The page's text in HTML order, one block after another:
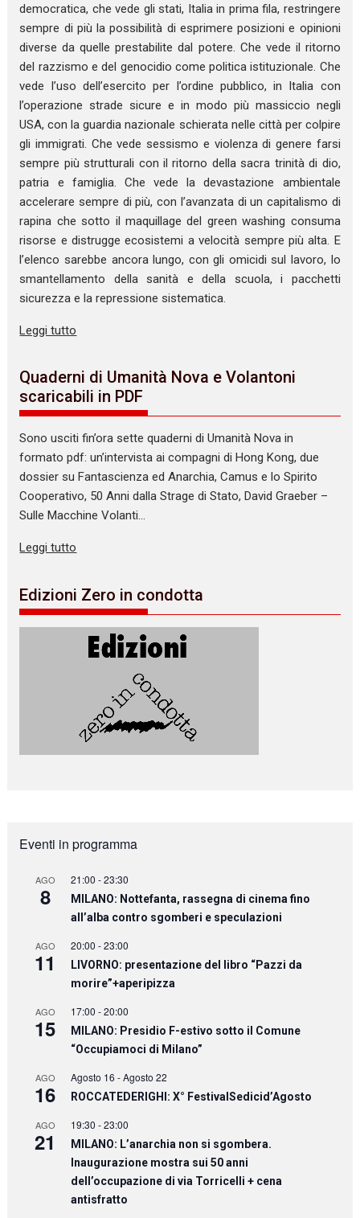
democratica, che vede gli stati, Italia in prima fila, restringere
sempre di più la possibilità di esprimere posizioni e opinioni
diverse da quelle prestabilite dal potere. Che vede il ritorno
del razzismo e del genocidio come politica istituzionale. Che
vede l’uso dell’esercito per l’ordine pubblico, in Italia con
l’operazione strade sicure e in modo più massiccio negli
USA, con la guardia nazionale schierata nelle città per colpire
gli immigrati. Che vede sessismo e violenza di genere farsi
sempre più strutturali con il ritorno della sacra trinità di dio,
patria e famiglia. Che vede la devastazione ambientale
accelerare sempre di più, con l’avanzata di un capitalismo di
rapina che sotto il maquillage del green washing consuma
risorse e distrugge ecosistemi a velocità sempre più alta. E
l’elenco sarebbe ancora lungo, con gli omicidi sul lavoro, lo
smantellamento della sanità e della scuola, i pacchetti
sicurezza e la repressione sistematica.
Leggi tutto
Quaderni di Umanità Nova e Volantoni
scaricabili in PDF
Sono usciti fin’ora sette quaderni di Umanità Nova in
formato pdf: un’intervista ai compagni di Hong Kong, due
dossier su Fantascienza ed Anarchia, Camus e lo Spirito
Cooperativo, 50 Anni dalla Strage di Stato, David Graeber –
Sulle Macchine Volanti…
Leggi tutto
Edizioni Zero in condotta
Eventi in programma
AGO
8
21:00 -23:30
MILANO: Nottefanta, rassegna di cinema fino
all’alba contro sgomberi e speculazioni
AGO
11
20:00 -23:00
LIVORNO: presentazione del libro “Pazzi da
morire”+aperipizza
AGO
15
17:00 -20:00
MILANO: Presidio F-estivo sotto il Comune
“Occupiamoci di Milano”
AGO
16
Agosto 16 -Agosto 22
ROCCATEDERIGHI: X° FestivalSedicid’Agosto
AGO
21
19:30 -23:00
MILANO: L’anarchia non si sgombera.
Inaugurazione mostra sui 50 anni
dell’occupazione di via Torricelli + cena
antisfratto